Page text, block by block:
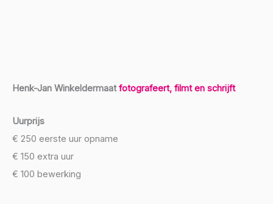
Henk-Jan Winkeldermaatfotografeert, filmt en schrijft
Uurprijs
€ 250 eerste uur opname
€ 150 extra uur
€ 100 bewerking